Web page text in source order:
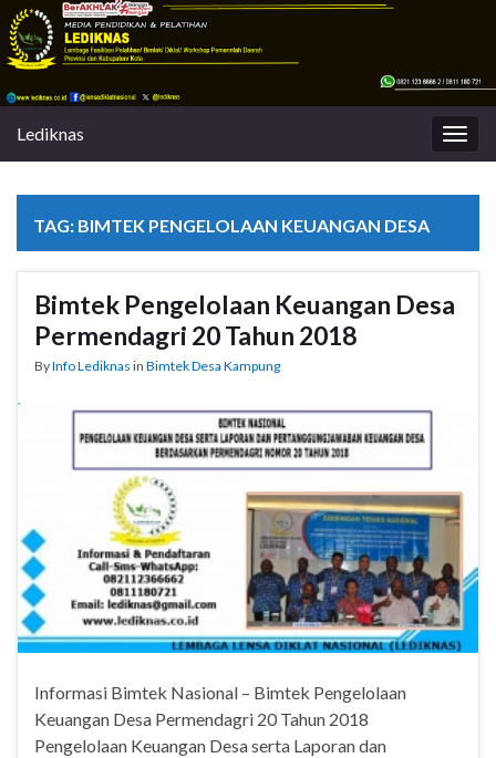
Lediknas
TAG: BIMTEK PENGELOLAAN KEUANGAN DESA
Bimtek Pengelolaan Keuangan Desa
Permendagri 20 Tahun 2018
ByInfo Lediknas in Bimtek Desa Kampung
Informasi Bimtek Nasional – Bimtek Pengelolaan
Keuangan Desa Permendagri 20 Tahun 2018
Pengelolaan Keuangan Desa serta Laporan dan